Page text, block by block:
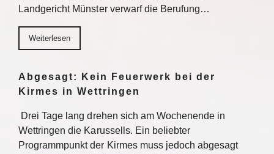
Landgericht Münster verwarf die Berufung…
Weiterlesen
Abgesagt: Kein Feuerwerk bei der
Kirmes in Wettringen
Drei Tage lang drehen sich am Wochenende in
Wettringen die Karussells. Ein beliebter
Programmpunkt der Kirmes muss jedoch abgesagt